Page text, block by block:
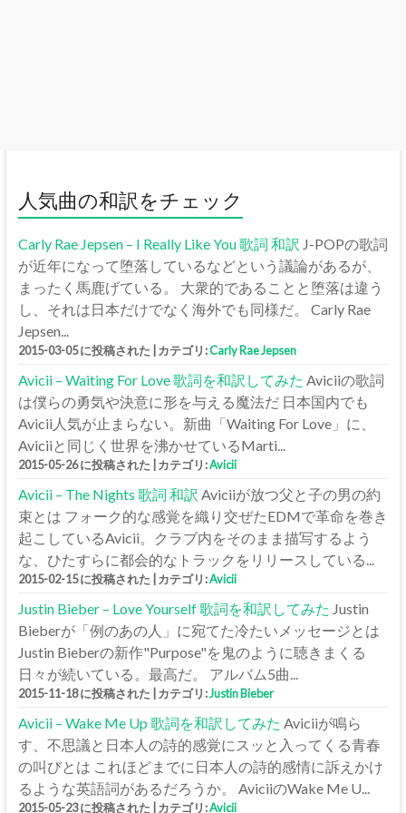
人気曲の和訳をチェック
Carly Rae Jepsen – I Really Like You 歌詞 和訳 J-POPの歌詞
が近年になって堕落しているなどという議論があるが、
まったく馬鹿げている。 大衆的であることと堕落は違う
し、それは日本だけでなく海外でも同様だ。 Carly Rae
Jepsen...
2015-03-05 に投稿された カテゴリ:Carly Rae Jepsen
Avicii – Waiting For Love 歌詞を和訳してみた Aviciiの歌詞
は僕らの勇気や決意に形を与える魔法だ 日本国内でも
Avicii人気が止まらない。新曲「Waiting For Love」に、
Aviciiと同じく世界を沸かせているMarti...
2015-05-26 に投稿された カテゴリ:Avicii
Avicii – The Nights 歌詞 和訳 Aviciiが放つ父と子の男の約
束とは フォーク的な感覚を織り交ぜたEDMで革命を巻き
起こしているAvicii。クラブ内をそのまま描写するよう
な、ひたすらに都会的なトラックをリリースしている...
2015-02-15 に投稿された カテゴリ:Avicii
Justin Bieber – Love Yourself 歌詞を和訳してみた Justin
Bieberが「例のあの人」に宛てた冷たいメッセージとは
Justin Bieberの新作"Purpose"を鬼のように聴きまくる
日々が続いている。最高だ。 アルバム5曲...
2015-11-18 に投稿された カテゴリ:Justin Bieber
Avicii – Wake Me Up 歌詞を和訳してみた Aviciiが鳴ら
す、不思議と日本人の詩的感覚にスッと入ってくる青春
の叫びとは これほどまでに日本人の詩的感情に訴えかけ
るような英語詞があるだろうか。 AviciiのWake Me U...
2015-05-23 に投稿された カテゴリ:Avicii